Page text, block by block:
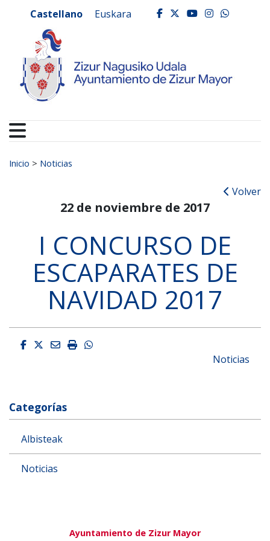
Ayuntamiento de
Castellano Euskara facebook
twitter
youtube
Buscar:
Inicio > Noticias
Volver
22 de noviembre de 2017
I CONCURSO DE
ESCAPARATES DE
NAVIDAD 2017
Facebook
Twitter
EmailImprimirWhatsapp
Noticias
Categorías
Albisteak
Noticias
Ayuntamiento de Zizur Mayor